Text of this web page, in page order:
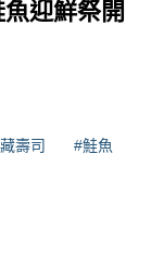
迎鮮祭開
壽司 #鮭魚